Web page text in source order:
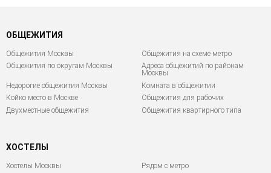
ОБЩЕЖИТИЯ
Общежития Москвы
Общежития на схеме метро
Общежития по округам Москвы
Адреса общежитий по районам
Москвы
Недорогие общежития Москвы
Комната в общежитии
Койко место в Москве
Общежития для рабочих
Двухместные общежития
Общежития квартирного типа
ХОСТЕЛЫ
Хостелы Москвы Рядом с метро